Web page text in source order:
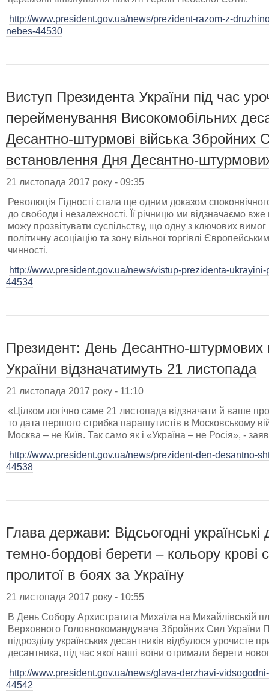
http://www.president.gov.ua/news/prezident-razom-z-
nebes-44530
Виступ Президента України під час
перейменування Високомобільних
Десантно-штурмові війська Збройних
встановлення Дня Десантно-
21 листопада 2017 року - 09:35
Революція Гідності стала ще одним доказом
до свободи і незалежності. Її річницю ми відзначаємо
можу прозвітувати суспільству, що одну з ключових
політичну асоціацію та зону вільної торгівлі
чинності.
http://www.president.gov.ua/news/vistup-prezidenta-
44534
Президент: День Десантно-штурмових
України відзначатимуть 21 листопада
21 листопада 2017 року - 11:10
«Цілком логічно саме 21 листопада відзначати й ваше
то дата першого стрибка парашутистів в Московському
Москва – не Київ. Так само як і «Україна – не Росія», -
http://www.president.gov.ua/news/prezident-den-desantno-
44538
Глава держави: Відсьогодні
темно-бордові берети – кольору крові
пролитої в боях за Україну
21 листопада 2017 року - 10:55
В День Собору Архистратига Михаїла на Михайлівській
Верховного Головнокомандувача Збройних Сил України
підрозділу українських десантників відбулося урочисте
десантника, під час якої наші воїни отримали берети
http://www.president.gov.ua/news/glava-derzhavi-
44542